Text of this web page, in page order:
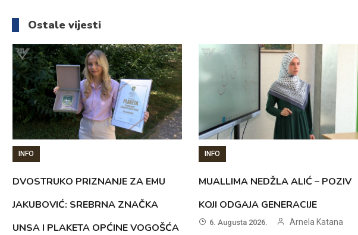
članaka
Ostale vijesti
INFO
DVOSTRUKO PRIZNANJE ZA EMU
JAKUBOVIĆ: SREBRNA ZNAČKA
UNSA I PLAKETA OPĆINE VOGOŠĆA
INFO
MUALLIMA NEDŽLA ALIĆ – POZIV
KOJI ODGAJA GENERACIJE
6. Augusta 2026. Arnela Katana